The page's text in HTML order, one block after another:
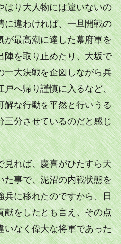
はり大人物には違いないの
に違わければ、一旦開戦の
が最高潮に達した幕府軍を
陣を取り止めたり、大坂で
一大決戦を企図しながら兵
戸へ帰り謹慎に入るなど、
解な行動を平然と行いうる
三分させているのだと感じ
見れば、慶喜がひたすら天
た事で、泥沼の内戦状態を
兵に移れたのですから、日
献をしたとも言え、その点
いなく偉大な将軍であった